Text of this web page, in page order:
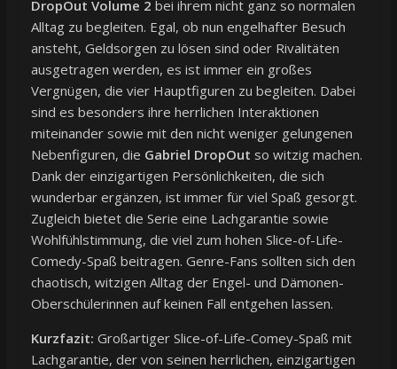
DropOut Volume 2 bei ihrem nicht ganz so normalen
Alltag zu begleiten. Egal, ob nun engelhafter Besuch
ansteht, Geldsorgen zu lösen sind oder Rivalitäten
ausgetragen werden, es ist immer ein großes
Vergnügen, die vier Hauptfiguren zu begleiten. Dabei
sind es besonders ihre herrlichen Interaktionen
miteinander sowie mit den nicht weniger gelungenen
Nebenfiguren, die Gabriel DropOut so witzig machen.
Dank der einzigartigen Persönlichkeiten, die sich
wunderbar ergänzen, ist immer für viel Spaß gesorgt.
Zugleich bietet die Serie eine Lachgarantie sowie
Wohlfühlstimmung, die viel zum hohen Slice-of-Life-
Comedy-Spaß beitragen. Genre-Fans sollten sich den
chaotisch, witzigen Alltag der Engel- und Dämonen-
Oberschülerinnen auf keinen Fall entgehen lassen.
Kurzfazit: Großartiger Slice-of-Life-Comey-Spaß mit
Lachgarantie, der von seinen herrlichen, einzigartigen